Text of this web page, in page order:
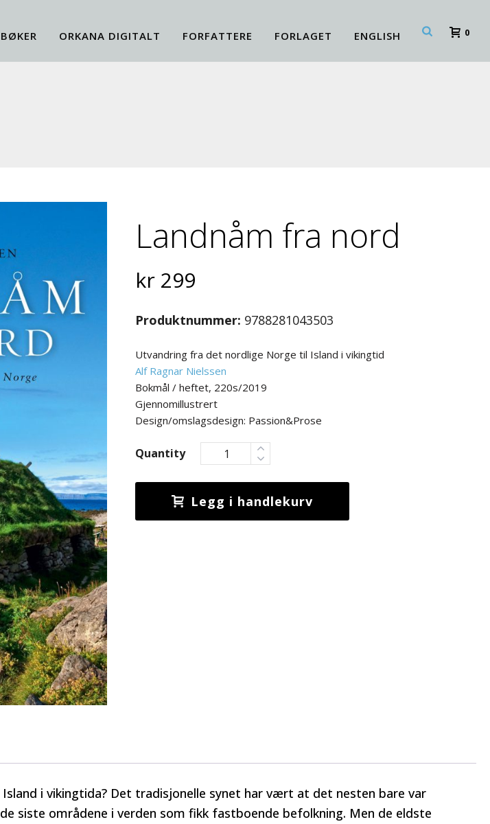
BØKER ORKANA DIGITALT FORFATTERE FORLAGET ENGLISH 0
Landnåm fra nord
kr 299
Produktnummer: 9788281043503
Utvandring fra det nordlige Norge til Island i vikingtid
Alf Ragnar Nielssen
Bokmål / heftet, 220s/2019
Gjennomillustrert
Design/omslagsdesign: Passion&Prose
Quantity
Legg i handlekurv
i vikingtida? Det tradisjonelle synet har vært at det nesten bare var
siste områdene i verden som fikk fastboende befolkning. Men de eldste